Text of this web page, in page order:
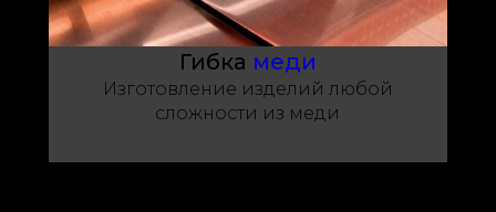
Гибка меди
Изготовление изделий любой
сложности из меди